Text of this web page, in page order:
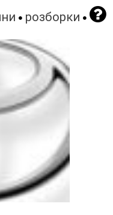
розборки